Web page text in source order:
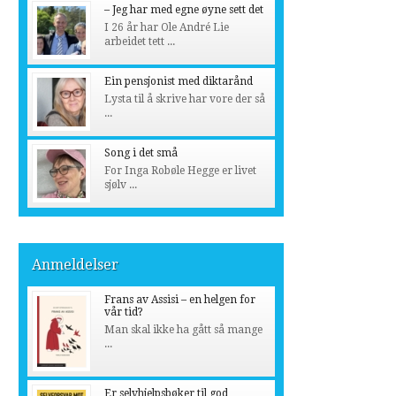
– Jeg har med egne øyne sett det
I 26 år har Ole André Lie
arbeidet tett ...
Ein pensjonist med diktarånd
Lysta til å skrive har vore der så
...
Song i det små
For Inga Robøle Hegge er livet
sjølv ...
Anmeldelser
Frans av Assisi – en helgen for
vår tid?
Man skal ikke ha gått så mange
...
Er selvhjelpsbøker til god